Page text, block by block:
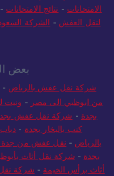
الامتحانات - نتائج الامتحانات -
لنقل العفش - الشركة
بعض
شركة نقل عفش بالرياض -
من ابوظبي الى مصر - ونيت
بجدة - شركة نقل عفش
كنب بالبخار بجدة -
بالرياض - نقل عفش من جدة
بجدة - شركة نقل أثاث
أثاث برأس الخيمة - شركة نقل